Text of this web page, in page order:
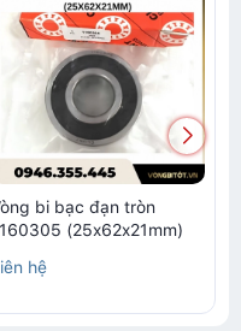
bi bạc đạn tròn
(25x62x21mm)
hệ